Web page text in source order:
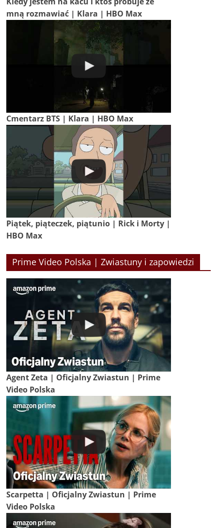
mną rozmawiać | Klara | HBO Max
Cmentarz BTS | Klara | HBO Max
Piątek, piąteczek, piątunio | Rick i Morty |
HBO Max
Prime Video Polska | Zwiastuny i zapowiedzi
Agent Zeta | Oficjalny Zwiastun | Prime
Video Polska
Scarpetta | Oficjalny Zwiastun | Prime
Video Polska